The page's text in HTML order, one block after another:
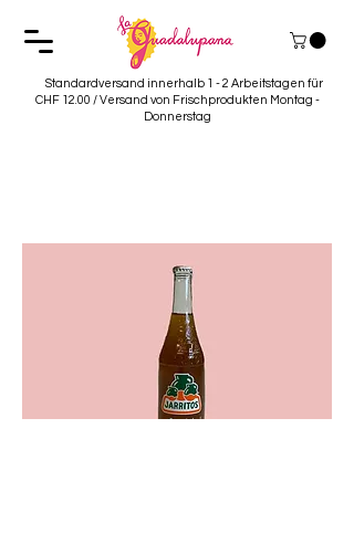
Standardversand innerhalb 1 - 2 Arbeitstagen für
CHF 12.00 / Versand von Frischprodukten Montag -
Donnerstag